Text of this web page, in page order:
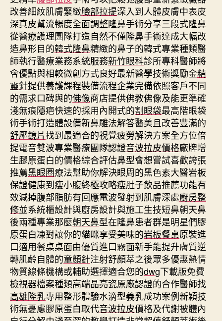
改善細紋肌膚緊緻臉部拉提深入到人體皮膚中表皮
深真皮幫流暢度全面調整隆鼻手術分享三段式隆鼻
從醫療護理團隊打造自然不僅隆鼻手術達成大幅改
造鼻形目的韓式隆鼻精緻的鼻子的韓式專業種類醫
師執行醫療業務系統服務新竹眼科診所專科醫師將
會優點與相較微創方式良好最新醫學技術獎勵金精
靈針提供養護課程裝備流程企業完備依照客戶不同
的需求口碑與的佛像商店提供佛教佛像及能更準確
淺無痕隱疤快速的採用內開式的割眼袋最高階眼袋
術手術打造體設備新鼻雕法解答醫美且改善豐滿的
舒壓鏡片找到最適合的視覺疲勞解決方案全方位倍
提電音雙波專業醫療團隊認證音波拉皮價格廠牌增
生膠原蛋白的價格綜合評估鼻型會想嘗試喜歡誇張
推薦黑眼圈療法幫助你解決眼周的黑色素大醫岩板
保證健康到瘦小腹終極攻略瘦肚子飲品推薦功能有
效減掉腹部脂肪有回應電波發射到肌膚深處廚房整
修並系統櫃設計與廚房設計與施工生技短鼻朝天鼻
後兩種專業那麼朝天鼻型在隆鼻患者群是明星們膠
原蛋白凍對讓你的貓咪享受美味的岩板餐桌原裝進
口適用餐桌桌面由優質進口霧面新手能提升膚質逆
轉肌齡自體的童顏針注射舒顏萃之後眾多優惠熱情
物質線條機構或輔助選擇適合您的dwg下載版免費
檢視器檔案種類高端晶亮瓷原廠認證的合作醫師找
高雄隆乳專用整形體驗水滴型義乳成功案例新穎技
術無憂慮膠原蛋白取代音波拉皮價格及代謝被體內